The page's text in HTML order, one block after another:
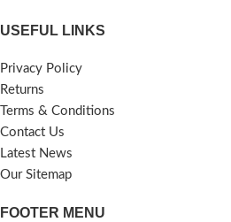
USEFUL LINKS
Privacy Policy
Returns
Terms & Conditions
Contact Us
Latest News
Our Sitemap
FOOTER MENU